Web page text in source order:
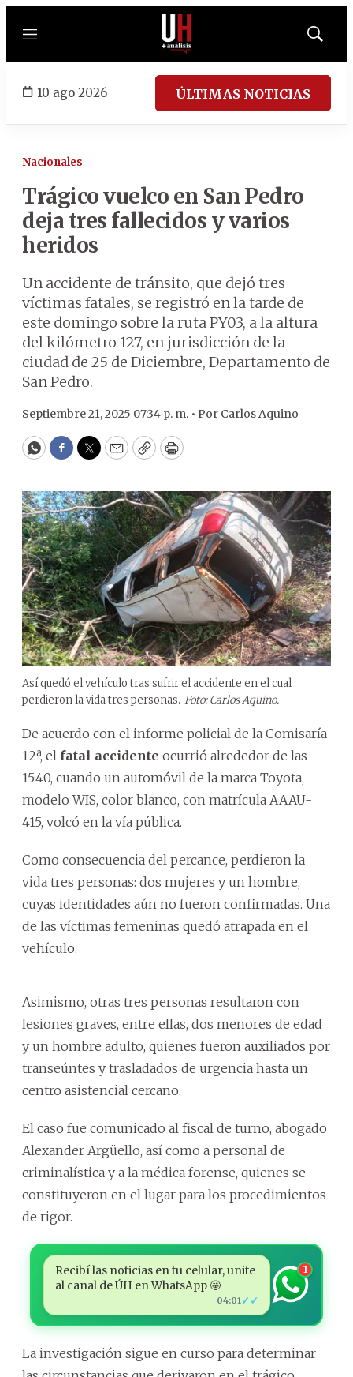
Menú
Mostrar
10 ago 2026 ÚLTIMAS NOTICIAS
Nacionales
Trágico vuelco en San Pedro
deja tres fallecidos y varios
heridos
Un accidente de tránsito, que dejó tres
víctimas fatales, se registró en la tarde de
este domingo sobre la ruta PY03, a la altura
del kilómetro 127, en jurisdicción de la
ciudad de 25 de Diciembre, Departamento de
San Pedro.
Septiembre 21, 2025 07:34 p. m. • Por Carlos Aquino
WhatsApp
Facebook
Twitter
EmailCopyPrint
Así quedó el vehículo tras sufrir el accidente en el cual
perdieron la vida tres personas. Foto: Carlos Aquino.
De acuerdo con el informe policial de la Comisaría
12ª, el fatal accidente ocurrió alrededor de las
15:40, cuando un automóvil de la marca Toyota,
modelo WIS, color blanco, con matrícula AAAU-
415, volcó en la vía pública.
Como consecuencia del percance, perdieron la
vida tres personas: dos mujeres y un hombre,
cuyas identidades aún no fueron confirmadas. Una
de las víctimas femeninas quedó atrapada en el
vehículo.
Asimismo, otras tres personas resultaron con
lesiones graves, entre ellas, dos menores de edad
y un hombre adulto, quienes fueron auxiliados por
transeúntes y trasladados de urgencia hasta un
centro asistencial cercano.
El caso fue comunicado al fiscal de turno, abogado
Alexander Argüello, así como a personal de
criminalística y a la médica forense, quienes se
constituyeron en el lugar para los procedimientos
de rigor.
Recibí las noticias en tu celular, unite
al canal de ÚH en WhatsApp 🤩
04:01 ✓✓
1
La investigación sigue en curso para determinar